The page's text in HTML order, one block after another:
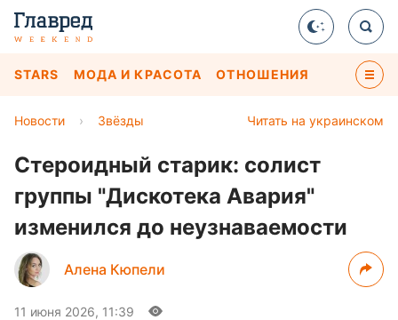
STARS МОДА И КРАСОТА ОТНОШЕНИЯ
Читать на украинском
Новости › Звёзды
Стероидный старик: солист
группы "Дискотека Авария"
изменился до неузнаваемости
Алена Кюпели
11 июня 2026, 11:39